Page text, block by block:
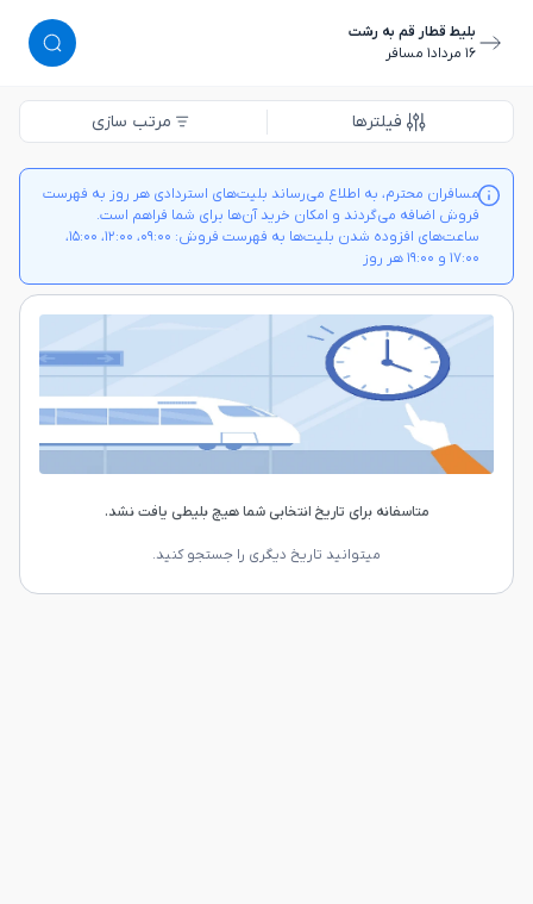
بلیط قطار قم به رشت
١٦ مرداد
١ مسافر
فیلترها مرتب سازی
مسافران محترم، به اطلاع می‌رساند بلیت‌های استردادی هر روز به فهرست
فروش اضافه می‌گردند و امکان خرید آن‌ها برای شما فراهم است.
ساعت‌های افزوده شدن بلیت‌ها به فهرست فروش: ۰۹:۰۰، ۱۲:۰۰، ۱۵:۰۰،
۱۷:۰۰ و ۱۹:۰۰ هر روز
متاسفانه برای تاریخ انتخابی شما هیچ بلیطی یافت نشد.
میتوانید تاریخ دیگری را جستجو کنید.